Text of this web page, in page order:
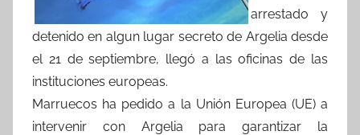
arrestado y
detenido en algun lugar secreto de Argelia desde
el 21 de septiembre, llegó a las oficinas de las
instituciones europeas.
Marruecos ha pedido a la Unión Europea (UE) a
intervenir con Argelia para garantizar la